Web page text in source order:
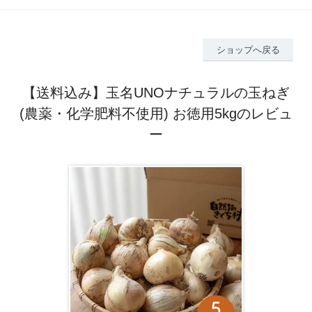
ショップへ戻る
【送料込み】玉名UNOナチュラルの玉ねぎ
(農薬・化学肥料不使用) お徳用5kgのレビュ
ー